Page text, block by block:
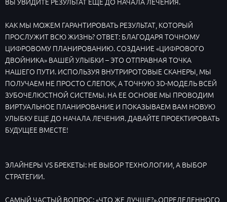
КАК МЫ МОЖЕМ ГАРАНТИРОВАТЬ РЕЗУЛЬТАТ, КОТОРЫЙ
ПРОСЛУЖИТ ВСЮ ЖИЗНЬ? ОТВЕТ: БЛАГОДАРЯ ТОЧНОМУ
ЦИФРОВОМУ ПЛАНИРОВАНИЮ. СОЗДАНИЕ «ЦИФРОВОГО
ДВОЙНИКА» ВАШЕЙ УЛЫБКИ – ЭТО ОТПРАВНАЯ ТОЧКА
НАШЕГО ПУТИ. ИСПОЛЬЗУЯ ВНУТРИРОТОВЫЕ СКАНЕРЫ, МЫ
ПОЛУЧАЕМ НЕ ПРОСТО СЛЕПОК, А ТОЧНУЮ 3D-МОДЕЛЬ ВСЕЙ
ЗУБОЧЕЛЮСТНОЙ СИСТЕМЫ. НА ЕЕ ОСНОВЕ МЫ ПРОВОДИМ
ВИРТУАЛЬНОЕ ПЛАНИРОВАНИЕ И ПОКАЗЫВАЕМ ВАМ НОВУЮ
УЛЫБКУ ЕЩЕ ДО НАЧАЛА ЛЕЧЕНИЯ. ДАВАЙТЕ ПРОЕКТИРОВАТЬ
БУДУЩЕЕ ВМЕСТЕ!
ЭЛАЙНЕРЫ VS БРЕКЕТЫ: НЕ ВЫБОР ТЕХНОЛОГИИ, А ВЫБОР
СТРАТЕГИИ.
САМЫЙ ЧАСТЫЙ ВОПРОС: «ЧТО ЖЕ ЛУЧШЕ?».ОПРЕДЕЛЕННОГО